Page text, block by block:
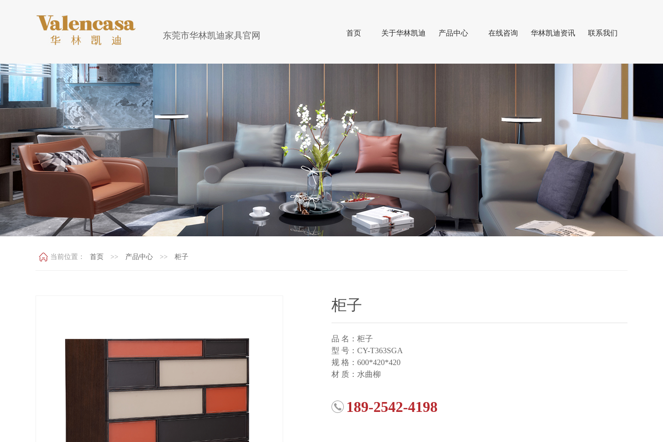
东莞市华林凯迪家具官网 首页 关于华林凯迪 产品中心 在线咨询 华林凯迪资讯 联系我们
当前位置： 首页 >> 产品中心 >> 柜子
柜子
品 名：柜子
型 号：CY-T363SGA
规 格：600*420*420
材 质：水曲柳
189-2542-4198